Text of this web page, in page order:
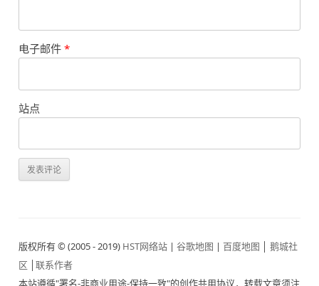
电子邮件*
站点
版权所有 © (2005 - 2019) HST网络站 |谷歌地图 |百度地图 │鹅城社
区 │联系作者